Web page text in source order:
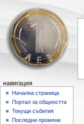
навигация
Начална страница
Портал за общността
Текущи събития
Последни промени